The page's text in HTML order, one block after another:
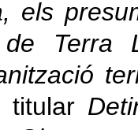
els
de Terra
titular